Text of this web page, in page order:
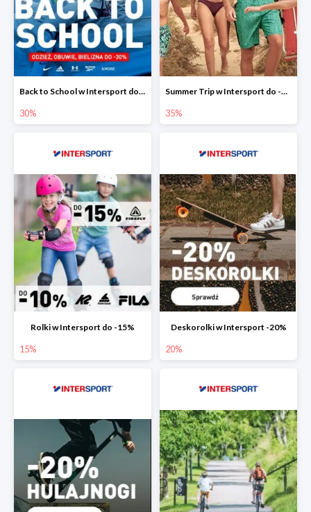
Back to School w Intersport do -30%
30%
Summer Trip w Intersport do -35%
35%
Rolki w Intersport do -15%
15%
Deskorolki w Intersport -20%
20%